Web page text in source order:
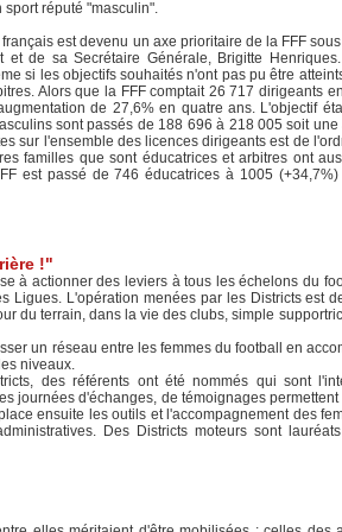
sport réputé "masculin".
est devenu un axe prioritaire de la FFF
et de sa Secrétaire Générale, Brigitte
si les objectifs souhaités n'ont pas pu être
Alors que la FFF comptait 26 717 dirigeants
de 27,6% en quatre ans. L'objectif
sont passés de 188 696 à 218 005 soit
sur l'ensemble des licences dirigeants est de
familles que sont éducatrices et arbitres ont
est passé de 746 éducatrices à 1005
!"
à actionner des leviers à tous les échelons du
Ligues. L'opération menées par les Districts est
du terrain, dans la vie des clubs, simple
un réseau entre les femmes du football en
niveaux.
des référents ont été nommés qui sont
journées d'échanges, de témoignages
ensuite les outils et l'accompagnement des
Des Districts moteurs sont